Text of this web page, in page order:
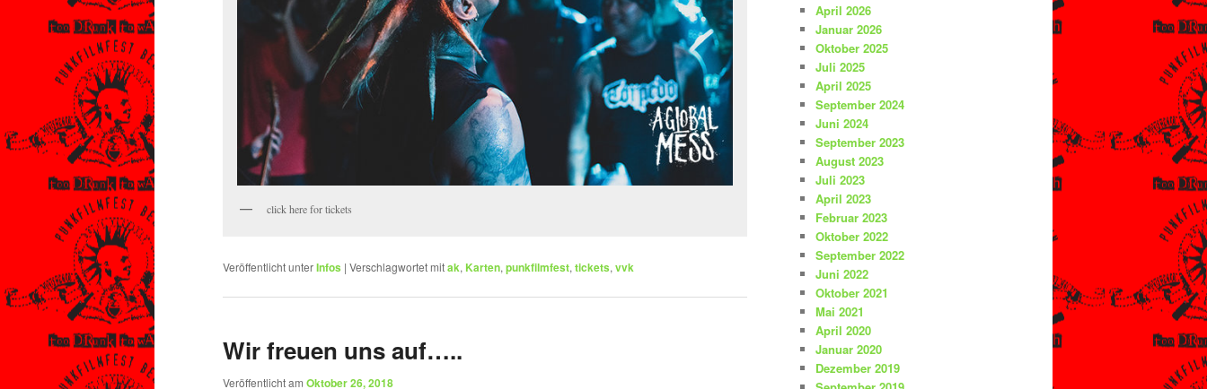
click here for tickets
Veröffentlicht unterInfos | Verschlagwortet mitak, Karten, punkfilmfest, tickets, vvk
Wir freuen uns auf…..
Veröffentlicht am Oktober 26, 2018
April 2026
Januar 2026
Oktober 2025
Juli 2025
April 2025
September 2024
Juni 2024
September 2023
August 2023
Juli 2023
April 2023
Februar 2023
Oktober 2022
September 2022
Juni 2022
Oktober 2021
Mai 2021
April 2020
Januar 2020
Dezember 2019